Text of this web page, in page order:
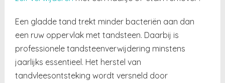
Een gladde tand trekt minder bacteriën aan dan
een ruw oppervlak met tandsteen. Daarbij is
professionele tandsteenverwijdering minstens
jaarlijks essentieel. Het herstel van
tandvleesontsteking wordt versneld door